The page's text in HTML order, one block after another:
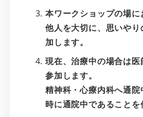
本ワークショップの場に
他人を大切に、思いや
加します。
現在、治療中の場合は
参加します。
精神科・心療内科へ通
時に通院中であることを